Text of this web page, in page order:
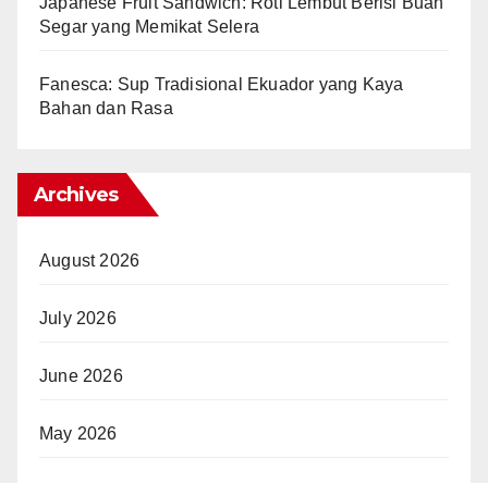
Segar yang Memikat Selera
Fanesca: Sup Tradisional Ekuador yang Kaya
Bahan dan Rasa
Archives
August 2026
July 2026
June 2026
May 2026